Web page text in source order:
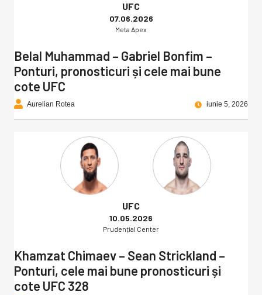
UFC
07.06.2026
Meta Apex
Belal Muhammad – Gabriel Bonfim –
Ponturi, pronosticuri și cele mai bune
cote UFC
Aurelian Rotea iunie 5, 2026
UFC
10.05.2026
Prudențial Center
Khamzat Chimaev – Sean Strickland –
Ponturi, cele mai bune pronosticuri și
cote UFC 328